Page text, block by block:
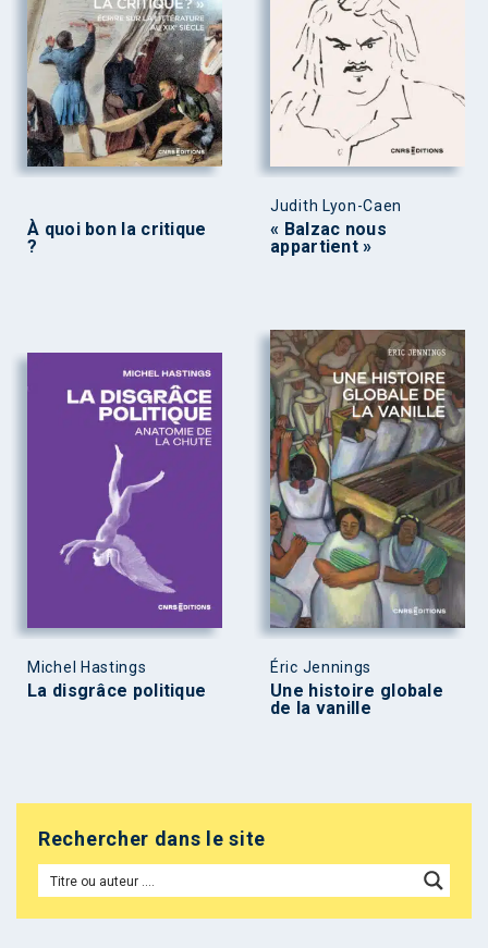
À quoi bon la critique
?
Judith Lyon-Caen
« Balzac nous
appartient »
Michel Hastings
La disgrâce politique
Éric Jennings
Une histoire globale
de la vanille
Rechercher dans le site